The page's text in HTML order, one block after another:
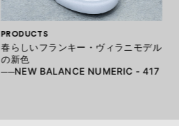
PRODUCTS
春らしいフランキー・ヴィラニモデル
の新色
──NEW BALANCE NUMERIC - 417